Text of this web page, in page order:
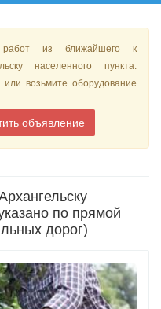
работ из ближайшего к
населенного пункта.
возьмите оборудование
объявление
по прямой
дорог)